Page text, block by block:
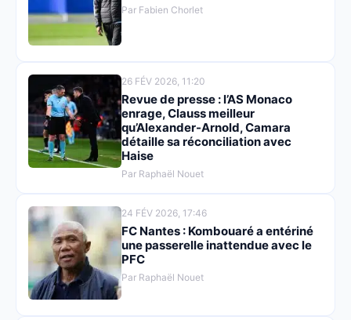
Par Fabien Chorlet
26 FÉV 2026, 11:20
Revue de presse : l’AS Monaco
enrage, Clauss meilleur
qu’Alexander-Arnold, Camara
détaille sa réconciliation avec
Haise
Par Raphaël Nouet
24 FÉV 2026, 17:46
FC Nantes : Kombouaré a entériné
une passerelle inattendue avec le
PFC
Par Raphaël Nouet